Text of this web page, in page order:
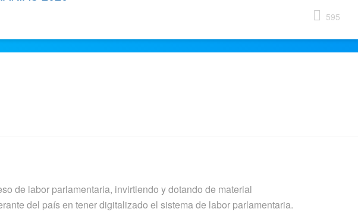
595
de labor parlamentaria, invirtiendo y dotando de material
del país en tener digitalizado el sistema de labor parlamentaria.